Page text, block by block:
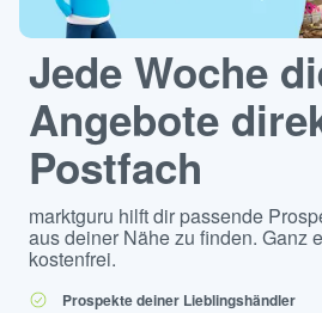
Jede Woche
Angebote
Postfach
marktguru hilft dir passende
aus deiner Nähe zu finden. Ganz
kostenfrei.
Prospekte deiner Lieblingshändler